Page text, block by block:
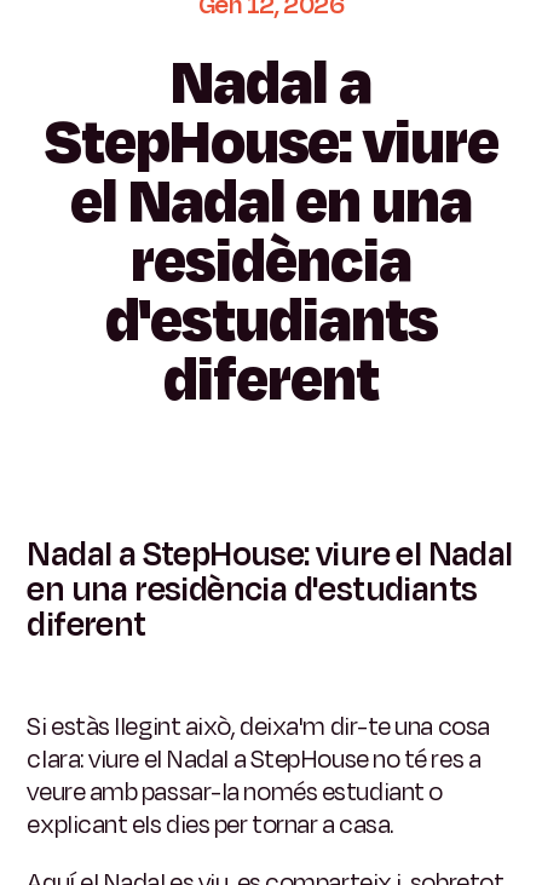
Nadala
StepHouse:viure
elNadalenuna
residència
d'estudiants
diferent
Nadal a StepHouse: viure el Nadal
en una residència d'estudiants
diferent
Si estàs llegint això, deixa'm dir-te una cosa
clara: viure el Nadal a StepHouse no té res a
veure amb passar-la només estudiant o
explicant els dies per tornar a casa.